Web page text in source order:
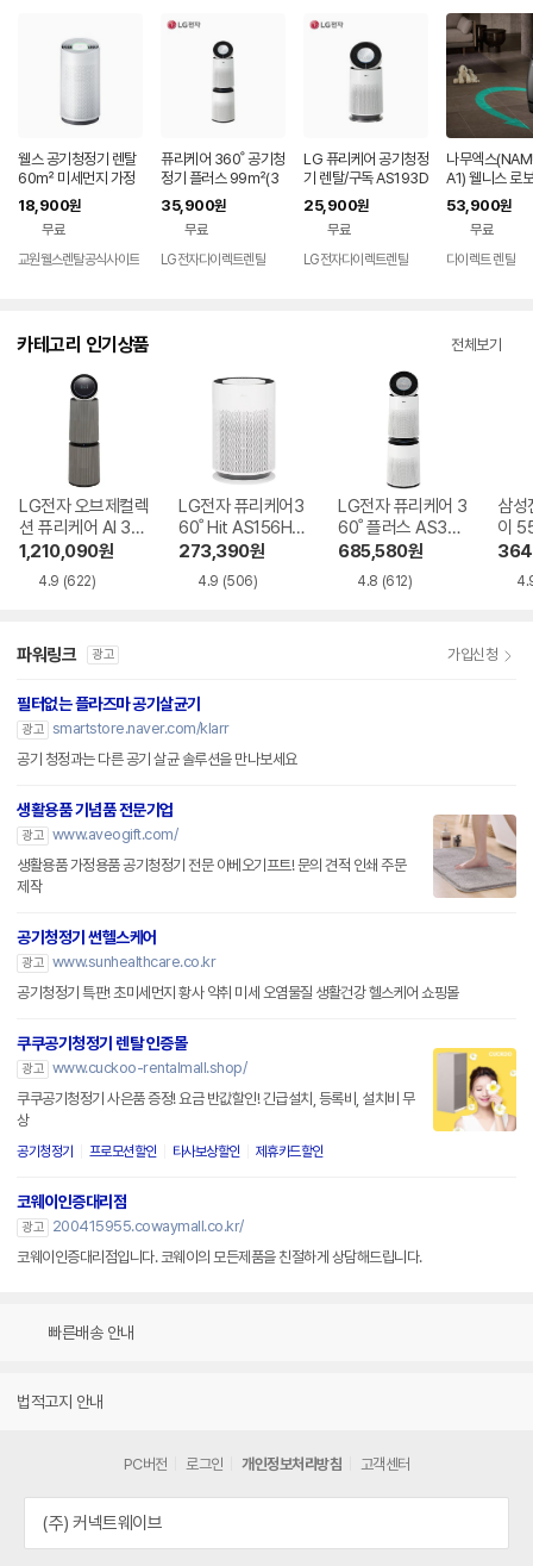
웰스 공기청정기 렌탈
60㎡ 미세먼지 가정
용 회사 사무실 학원 병
원 미세먼지 토네이도
360도 AR318 셀프관
리 60개월약정
18,900원
무료
교원웰스렌탈공식사이트
퓨리케어 360˚ 공기청
정기 플러스 99㎡(3
0평) 렌탈 AS303DW
FAM 렌탈 셀프관리 7
2개월약정
35,900원
무료
LG전자다이렉트렌탈
LG 퓨리케어 공기청정
기 렌탈/구독 AS193D
WFAM 케어솔루션 플
러스 가정용 거실 360
도 62㎡(19평) 셀프
관리 72개월약정
25,900원
무료
LG전자다이렉트렌탈
나무엑스
A1) 웰니스 로
에어센서 바이
66.0㎡ 72개
관리없음 SK
공기청정기 렌
53,900원
무료
다이렉트 렌탈
카테고리 인기상품 전체보기
LG전자 오브제컬렉
션 퓨리케어 AI 36
0˚ M7 AS356NS
MA
1,210,090원
4.9 (622)
LG전자 퓨리케어3
60˚ Hit AS156HW
WC
273,390원
4.9 (506)
LG전자 퓨리케어 3
60˚ 플러스 AS305
DWWA
685,580원
4.8 (612)
삼성
이
파워링크 광고 가입신청
필터없는 플라즈마 공기살균기
광고 smartstore.naver.com/klarr
공기 청정과는 다른 공기 살균 솔루션을 만나보세요
생활용품 기념품 전문기업
광고 www.aveogift.com/
생활용품 가정용품 공기청정기 전문 아베오기프트! 문의 견적 인쇄 주문
제작
공기청정기 썬헬스케어
광고 www.sunhealthcare.co.kr
공기청정기 특판! 초미세먼지 황사 악취 미세 오염물질 생활건강 헬스케어 쇼핑몰
쿠쿠공기청정기 렌탈 인증몰
광고 www.cuckoo-rentalmall.shop/
쿠쿠공기청정기 사은품 증정! 요금 반값할인! 긴급설치, 등록비, 설치비 무
상
공기청정기 프로모션할인 타사보상할인 제휴카드할인
코웨이인증대리점
광고
200415955.cowaymall.co.kr/
코웨이인증대리점입니다. 코웨이의 모든제품을 친절하게 상담해드립니다.
빠른배송 안내
법적고지 안내
PC버전 로그인 개인정보처리방침 고객센터
(주) 커넥트웨이브